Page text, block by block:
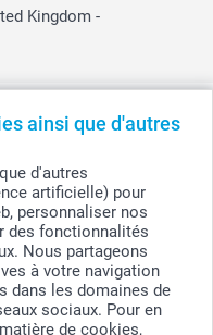
ainsi que d'autres
d'autres
artificielle) pour
personnaliser nos
des fonctionnalités
Nous partageons
à votre navigation
dans les domaines de
sociaux. Pour en
de cookies,
Kingdom -
Wetteren, Belgique
5569 - BIC: GEBABEBB
et hors frais de port.